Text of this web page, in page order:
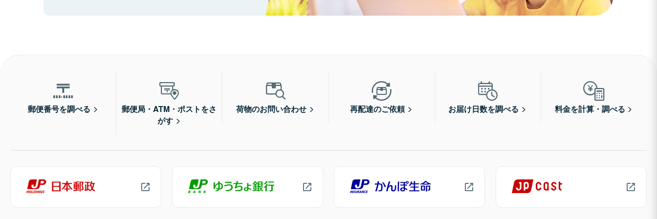
郵便番号を調べる
郵便局・ATM・ポストをさ
がす
荷物のお問い合わせ 再配達のご依頼 お届け日数を調べる 料金を計算・調べる